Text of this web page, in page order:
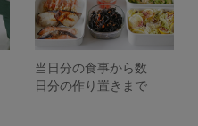
当日分の食事から数
日分の作り置きまで